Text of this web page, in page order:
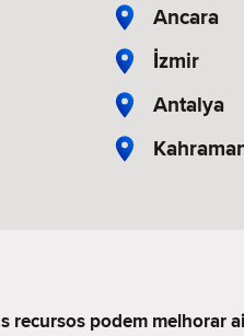
Ancara
İzmir
Antalya
podem melhorar